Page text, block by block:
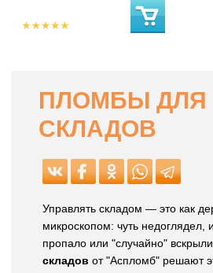
ПЛОМБЫ ДЛЯ
СКЛАДОВ
Управлять складом — это как
микроскопом: чуть недоглядел,
пропало или "случайно"
складов от "Аспломб" решают